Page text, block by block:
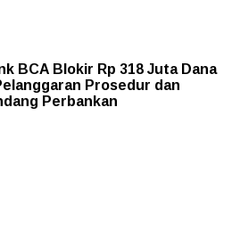
BCA Blokir Rp 318 Juta Dana
Prosedur dan
Perbankan